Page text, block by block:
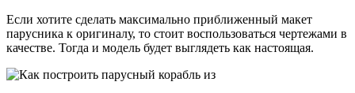
Если хотите сделать максимально приближенный макет
парусника к оригиналу, то стоит воспользоваться чертежами в
качестве. Тогда и модель будет выглядеть как настоящая.